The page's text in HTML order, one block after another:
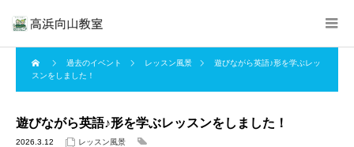
過去のイベント レッスン風景
遊びながら英語♪形を学ぶレッ
スンをしました！
遊びながら英語♪形を学ぶレッスンをしました！
2026.3.12 レッスン風景